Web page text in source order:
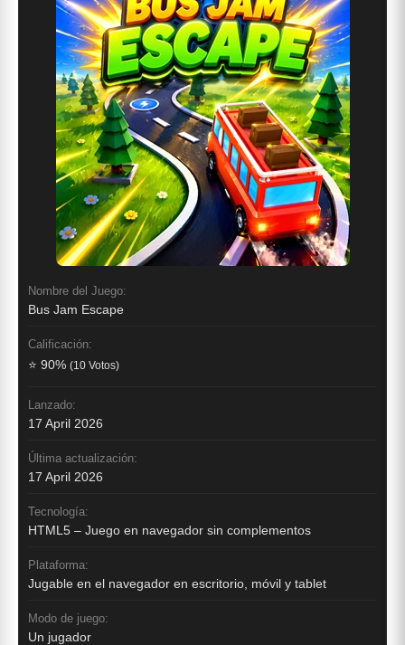
Nombre del Juego:
Bus Jam Escape
Calificación:
⭐ 90% (10 Votos)
Lanzado:
17 April 2026
Última actualización:
17 April 2026
Tecnología:
HTML5 – Juego en navegador sin complementos
Plataforma:
Jugable en el navegador en escritorio, móvil y tablet
Modo de juego:
Un jugador